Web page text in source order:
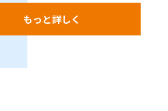
もっと詳しく